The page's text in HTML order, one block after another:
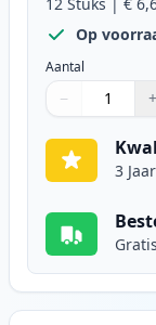
Op
Aantal
Gebruik de
− +
1
3